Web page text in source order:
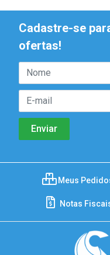
Cadastre-se
ofertas!
Meus
Notas